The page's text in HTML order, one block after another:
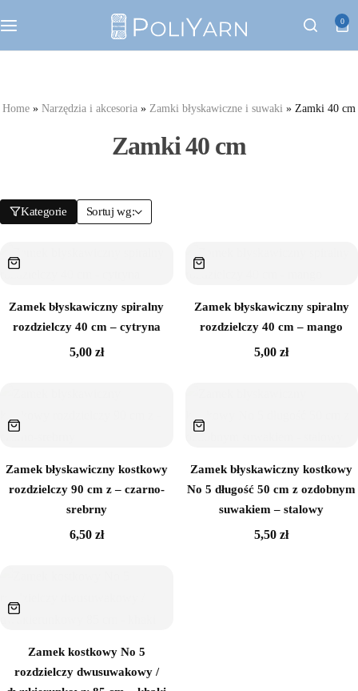
0
Home » Narzędzia i akcesoria » Zamki błyskawiczne i suwaki » Zamki 40 cm
Zamki 40 cm
Kategorie Sortuj wg:
Zamek błyskawiczny spiralny
rozdzielczy 40 cm – cytryna
5,00 zł
Zamek błyskawiczny spiralny
rozdzielczy 40 cm – mango
5,00zł
Brak w magazynie
Zamek błyskawiczny kostkowy
rozdzielczy 90 cm z – czarno-
srebrny
6,50 zł
Zamek błyskawiczny kostkowy
No 5 długość 50 cm z ozdobnym
suwakiem – stalowy
5,50zł
Zamek kostkowy No 5
rozdzielczy dwusuwakowy /
Zestawy z YouTube
Galanteria metalowa
Galanteria skórzana
Dodatki do torebek